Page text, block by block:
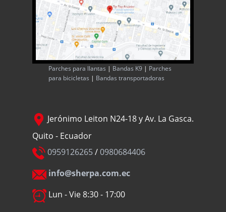
Parches para llantas | Bandas K9 | Parches
para bicicletas | Bandas transportadoras
Jerónimo Leiton N24-18 y Av. La Gasca.
Quito - Ecuador
0959126265/0980684406
info@sherpa.com.ec
Lun - Vie 8:30 - 17:00